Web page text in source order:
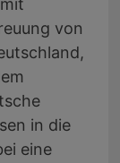
von
in die
eine